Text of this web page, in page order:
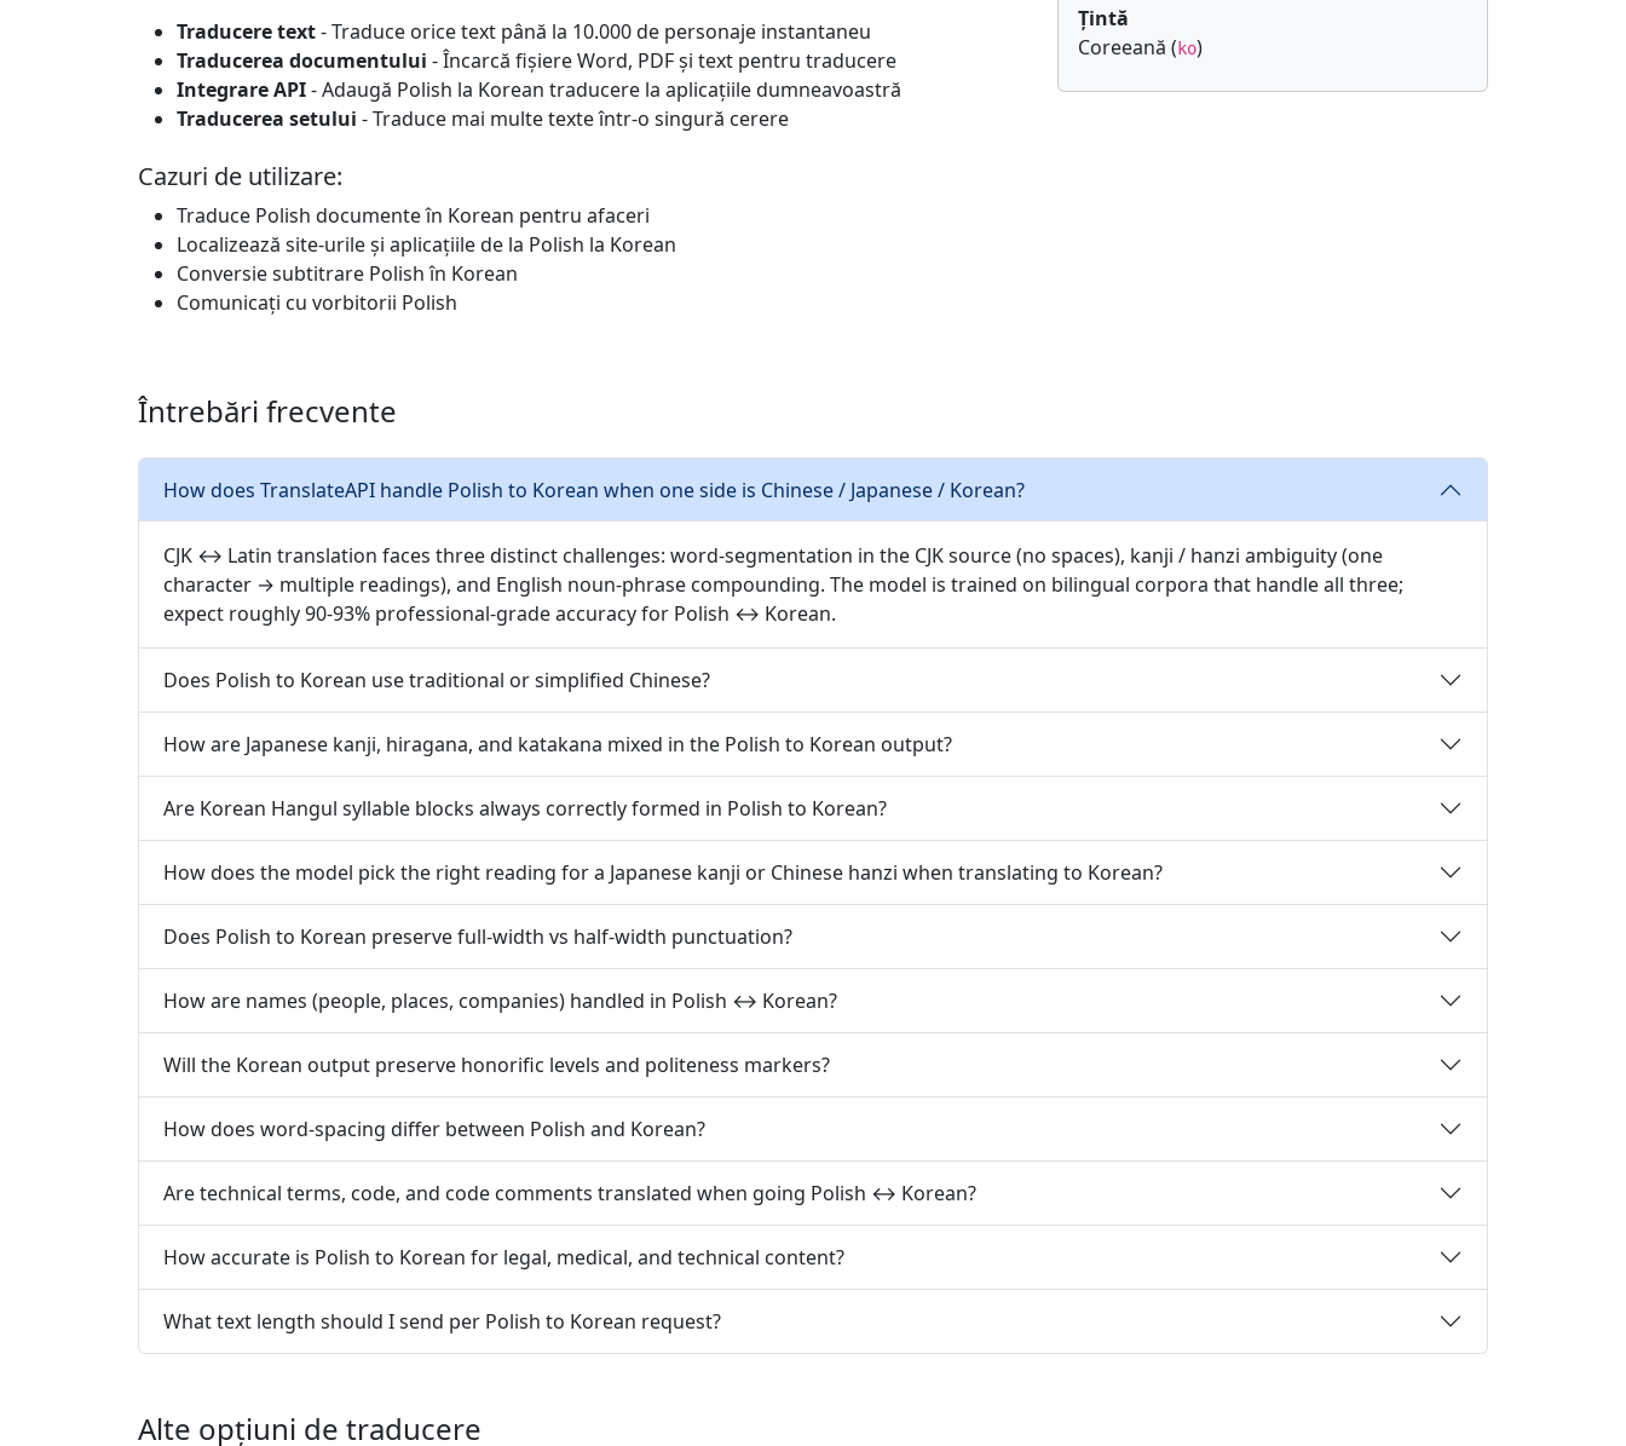
Traducere text- Traduce orice text până la 10.000 de personaje instantaneu
Traducerea documentului - Încarcă fișiere Word, PDF și text pentru traducere
Integrare API- Adaugă Polish la Korean traducere la aplicațiile dumneavoastră
Traducerea setului - Traduce mai multe texte într-o singură cerere
Cazuri de utilizare:
Traduce Polish documente în Korean pentru afaceri
Localizează site-urile și aplicațiile de la Polish la Korean
Conversie subtitrare Polish în Korean
Comunicați cu vorbitorii Polish
Țintă
Coreeană ( ko)
Întrebări frecvente
How does TranslateAPI handle Polish to Korean when one side is Chinese / Japanese / Korean?
CJK ↔ Latin translation faces three distinct challenges: word-segmentation in the CJK source (no spaces), kanji / hanzi ambiguity (one
character → multiple readings), and English noun-phrase compounding. The model is trained on bilingual corpora that handle all three;
expect roughly 90-93% professional-grade accuracy for Polish ↔ Korean.
Does Polish to Korean use traditional or simplified Chinese?
How are Japanese kanji, hiragana, and katakana mixed in the Polish to Korean output?
Are Korean Hangul syllable blocks always correctly formed in Polish to Korean?
How does the model pick the right reading for a Japanese kanji or Chinese hanzi when translating to Korean?
Does Polish to Korean preserve full-width vs half-width punctuation?
How are names (people, places, companies) handled in Polish ↔ Korean?
Will the Korean output preserve honorific levels and politeness markers?
How does word-spacing differ between Polish and Korean?
Are technical terms, code, and code comments translated when going Polish ↔ Korean?
How accurate is Polish to Korean for legal, medical, and technical content?
What text length should I send per Polish to Korean request?
Alte opțiuni de traducere